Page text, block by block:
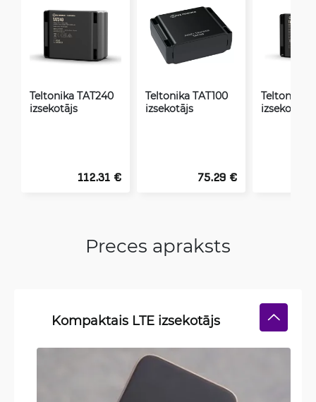
Teltonika TAT240
izsekotājs
112.31 €
Teltonika TAT100
izsekotājs
75.29 €
Teltonika
izsekotājs
Preces apraksts
Kompaktais LTE izsekotājs